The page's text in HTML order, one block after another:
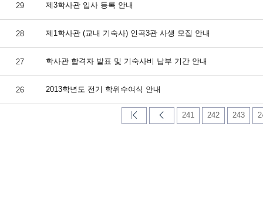
29 제3학사관 입사 등록 안내
28 제1학사관 (교내 기숙사) 인곡3관 사생 모집 안내
27 학사관 합격자 발표 및 기숙사비 납부 기간 안내
26 2013학년도 전기 학위수여식 안내
241 242 243